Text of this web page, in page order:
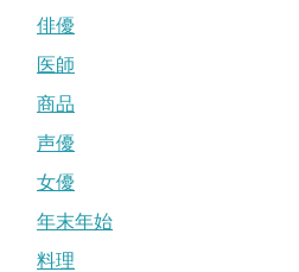
俳優
医師
商品
声優
女優
年末年始
料理